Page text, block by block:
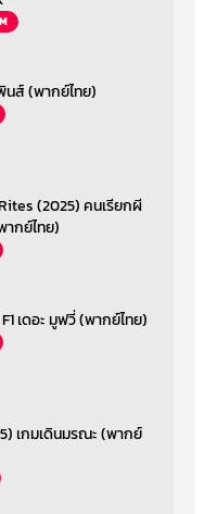
นส์ (พากย์ไทย)
(2025) คนเรียกผี
กย์ไทย)
เดอะ มูฟวี่ (พากย์ไทย)
เกมเดินมรณะ (พากย์